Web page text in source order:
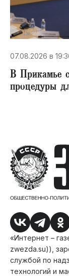
07.08.2026 в
В Прикамье
процедуры
«Интернет –
zwezda.su)),
службой по
технологий и